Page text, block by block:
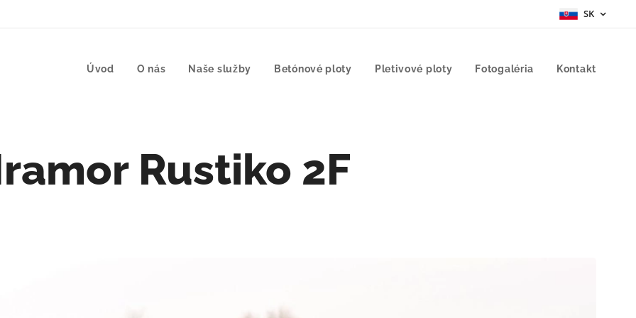
SK
Úvod O nás Naše služby Betónové ploty Pletivové ploty Fotogaléria Kontakt
Rustiko 2F